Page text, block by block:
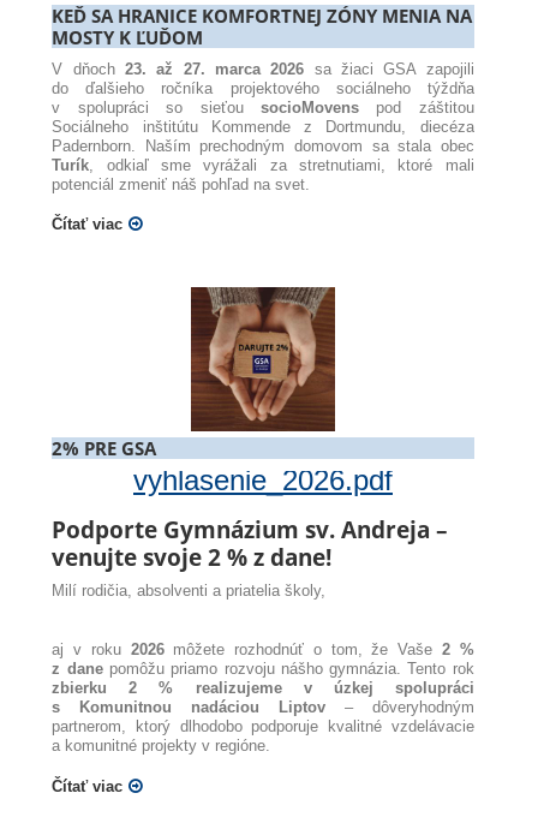
KEĎ SA HRANICE KOMFORTNEJ ZÓNY MENIA NA
MOSTY K ĽUĎOM
V dňoch 23. až 27. marca 2026 sa žiaci GSA zapojili
do ďalšieho ročníka projektového sociálneho týždňa
v spolupráci so sieťou socioMovens pod záštitou
Sociálneho inštitútu Kommende z Dortmundu, diecéza
Padernborn.
Naším prechodným domovom sa stala obec
Turík , odkiaľ sme vyrážali za stretnutiami, ktoré mali
potenciál zmeniť náš pohľad na svet
Čítať viac
2% PRE GSA
vyhlasenie_2026.pdf
Podporte Gymnázium sv. Andreja –
venujte svoje 2 % z dane!
Milí rodičia, absolventi a priatelia školy,
aj v roku 2026môžete rozhodnúť o tom, že Vaše 2 %
z danepomôžu priamo rozvoju nášho gymnázia. Tento rok
zbierku 2 % realizujeme v úzkej spolupráci
s Komunitnou nadáciou Liptov– dôveryhodným
partnerom, ktorý dlhodobo podporuje kvalitné vzdelávacie
a komunitné projekty v regióne.
Čítať viac